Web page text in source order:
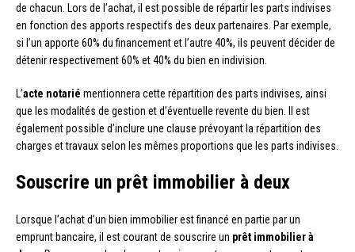
de chacun. Lors de l’achat, il est possible de répartir les parts indivises
en fonction des apports respectifs des deux partenaires. Par exemple,
si l’un apporte 60% du financement et l’autre 40%, ils peuvent décider de
détenir respectivement 60% et 40% du bien en indivision.
L’acte notarié mentionnera cette répartition des parts indivises, ainsi
que les modalités de gestion et d’éventuelle revente du bien. Il est
également possible d’inclure une clause prévoyant la répartition des
charges et travaux selon les mêmes proportions que les parts indivises.
Souscrire un prêt immobilier à deux
Lorsque l’achat d’un bien immobilier est financé en partie par un
emprunt bancaire, il est courant de souscrire un prêt immobilier à